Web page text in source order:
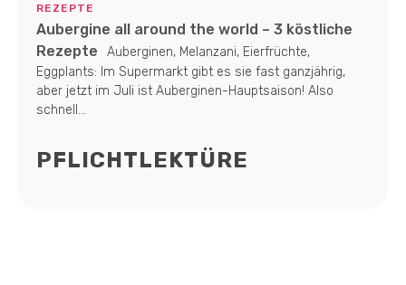
REZEPTE
Aubergine all around the world – 3 köstliche
Rezepte
Auberginen, Melanzani, Eierfrüchte,
Eggplants: Im Supermarkt gibt es sie fast ganzjährig,
aber jetzt im Juli ist Auberginen-Hauptsaison! Also
schnell...
PFLICHTLEKTÜRE